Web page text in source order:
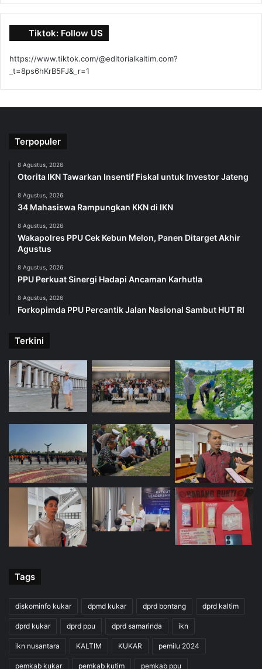
Tiktok: Follow US
https://www.tiktok.com/@editorialkaltim.com?
_t=8ps6hKrB5FJ&_r=1
Terpopuler
8 Agustus, 2026
Otorita IKN Tawarkan Insentif Fiskal untuk Investor Jateng
8 Agustus, 2026
34 Mahasiswa Rampungkan KKN di IKN
8 Agustus, 2026
Wakapolres PPU Cek Kebun Melon, Panen Ditarget Akhir
Agustus
8 Agustus, 2026
PPU Perkuat Sinergi Hadapi Ancaman Karhutla
8 Agustus, 2026
Forkopimda PPU Percantik Jalan Nasional Sambut HUT RI
Terkini
Tags
diskominfo kukar dpmd kukar dprd bontang dprd kaltim
dprd kukar dprd ppu dprd samarinda ikn
ikn nusantara KALTIM KUKAR pemilu 2024
pemkab kukar pemkab kutim pemkab ppu